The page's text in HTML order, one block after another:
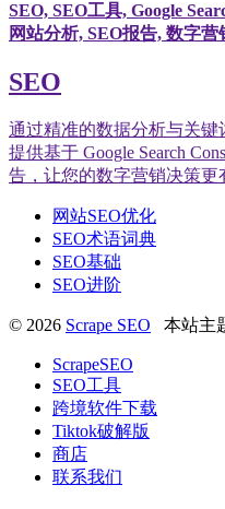
SEO, SEO工具, Google
网站分析, SEO报告, 数字营
SEO
通过精准的数据分析与关
提供基于 Google Search
告，让您的数字营销决策更
网站SEO优化
SEO术语词典
SEO基础
SEO进阶
© 2026 Scrape SEO 本站主
ScrapeSEO
SEO工具
跨境软件下载
Tiktok破解版
商店
联系我们